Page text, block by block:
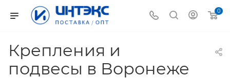
0
Крепления и
подвесы в Воронеже